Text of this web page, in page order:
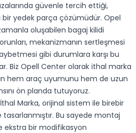
güvenle tercih ettiği,
bir yedek parça çözümüdür. Opel
oluşabilen bagaj kilidi
mekanizmanın sertleşmesi
gibi durumlara karşı bu
Biz Opell Center olarak ithal marka
hem araç uyumunu hem de uzun
ön planda tutuyoruz.
Marka, orijinal sistem ile birebir
Bu sayede montaj
ekstra bir modifikasyon